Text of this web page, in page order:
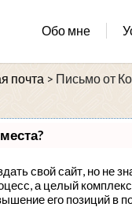
Обо мне
почта > Письмо от
свой сайт, но не
а целый
его позиций в